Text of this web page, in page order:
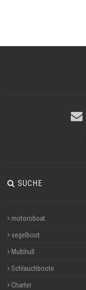
SUCHE
motoroboat
segelboot
Multihull
Schlauchboote
Charter